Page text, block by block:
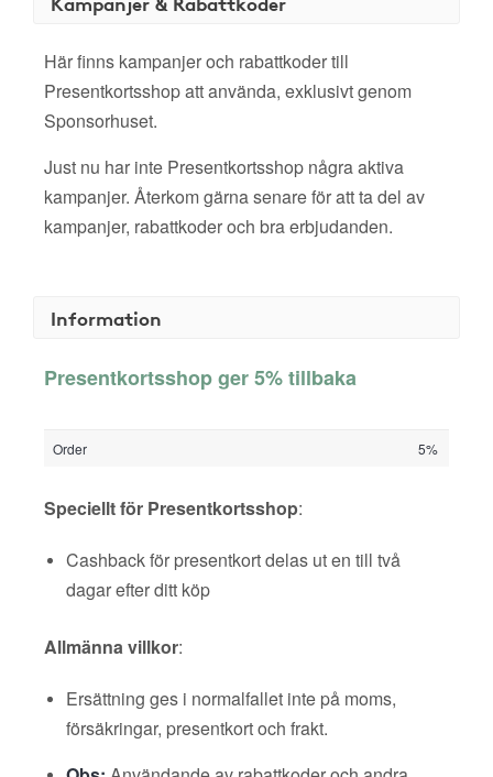
Här finns kampanjer och rabattkoder till
Presentkortsshop att använda, exklusivt genom
Sponsorhuset.
Just nu har inte Presentkortsshop några aktiva
kampanjer. Återkom gärna senare för att ta del av
kampanjer, rabattkoder och bra erbjudanden.
Information
Presentkortsshop ger 5% tillbaka
Order 5%
Speciellt för Presentkortsshop:
Cashback för presentkort delas ut en till två
dagar efter ditt köp
Allmänna villkor:
Ersättning ges i normalfallet inte på moms,
försäkringar, presentkort och frakt.